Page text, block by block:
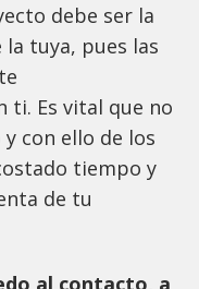
debe ser la
tuya, pues las
ti. Es vital que no
con ello de los
tiempo y
de tu
al contacto, a